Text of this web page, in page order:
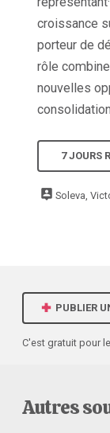
croissance
porteur de
rôle
nouvelles
7 JOURS
Soleva,
PUBLIER
C'est gratuit pour
Autres